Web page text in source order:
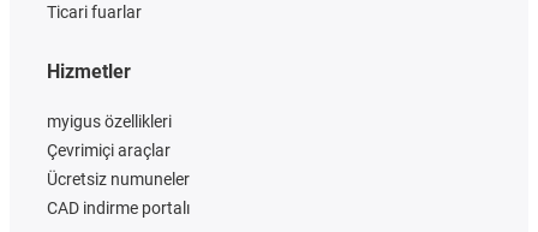
Ticari fuarlar
Hizmetler
myigus özellikleri
Çevrimiçi araçlar
Ücretsiz numuneler
CAD indirme portalı